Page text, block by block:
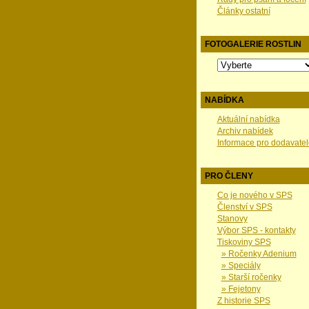
Články ostatní
FOTOGALERIE ROSTLIN
NABÍDKA
Aktuální nabídka
Archiv nabídek
Informace pro
PRO ČLENY
Co je nového v SPS
Členství v SPS
Stanovy
Výbor SPS - kontakty
Tiskoviny SPS
» Ročenky Adenium
» Speciály
» Starší ročenky
» Fejetony
Z historie SPS